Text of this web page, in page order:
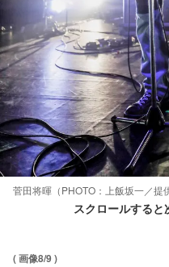
菅田将暉（PHOTO：上飯坂一／提
スクロールする
( 画像8/9 )